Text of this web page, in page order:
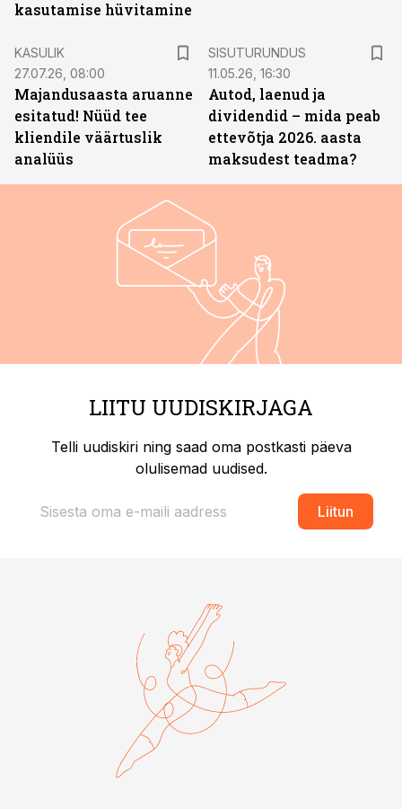
kasutamise hüvitamine
KASULIK
27.07.26, 08:00
Majandusaasta aruanne
esitatud! Nüüd tee
kliendile väärtuslik
analüüs
SISUTURUNDUS
11.05.26, 16:30
Autod, laenud ja
dividendid – mida peab
ettevõtja 2026. aasta
maksudest teadma?
LIITU UUDISKIRJAGA
Telli uudiskiri ning saad oma postkasti päeva
olulisemad uudised.
Liitun